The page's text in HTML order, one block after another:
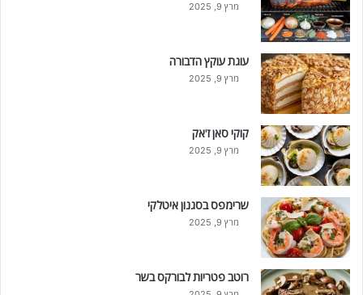
מרץ 9, 2025
עוגת עוקץ הדבורה
מרץ 9, 2025
קוקי סאן ז'אק
מרץ 9, 2025
שרימפס בסגנון איטלקי
מרץ 9, 2025
רוטב פטריות לבורקס בשר